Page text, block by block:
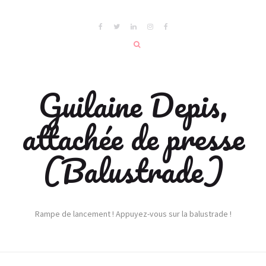
Guilaine Depis,
attachée de presse
(Balustrade)
Rampe de lancement ! Appuyez-vous sur la balustrade !